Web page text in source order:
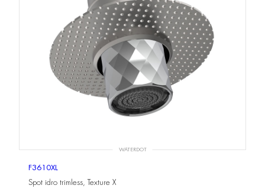
WATERDOT
F3610XL
Spot idro trimless, Texture X